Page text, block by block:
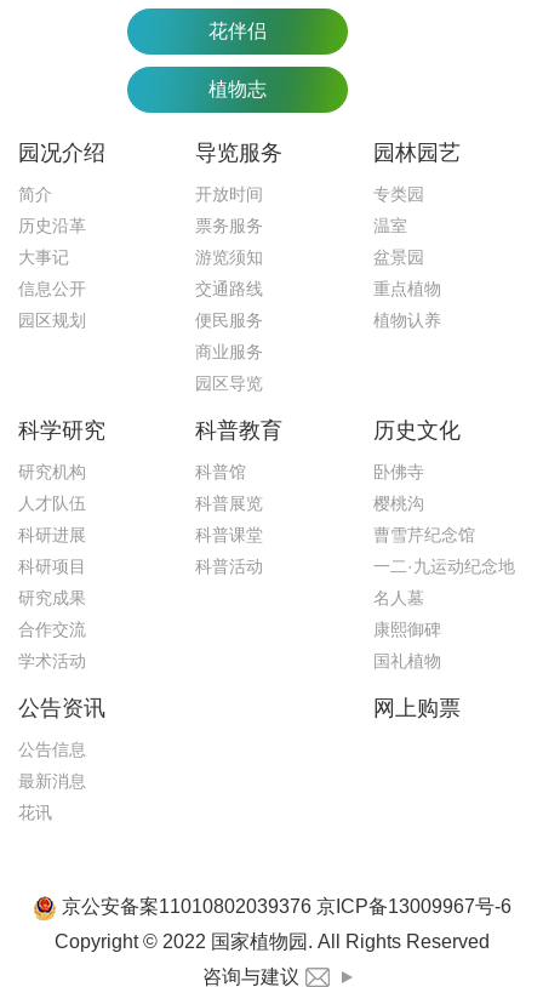
花伴侣
植物志
园况介绍
简介
历史沿革
大事记
信息公开
园区规划
导览服务
开放时间
票务服务
游览须知
交通路线
便民服务
商业服务
园区导览
园林园艺
专类园
温室
盆景园
重点植物
植物认养
科学研究
研究机构
人才队伍
科研进展
科研项目
研究成果
合作交流
学术活动
科普教育
科普馆
科普展览
科普课堂
科普活动
历史文化
卧佛寺
樱桃沟
曹雪芹纪念馆
一二·九运动纪念地
名人墓
康熙御碑
国礼植物
公告资讯
公告信息
最新消息
花讯
网上购票
京公安备案11010802039376 京ICP备13009967号-6
Copyright © 2022 国家植物园. All Rights Reserved
咨询与建议